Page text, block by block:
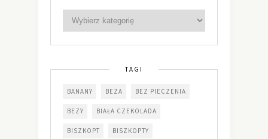
TAGI
BANANY BEZA BEZ PIECZENIA
BEZY BIAŁA CZEKOLADA
BISZKOPT BISZKOPTY